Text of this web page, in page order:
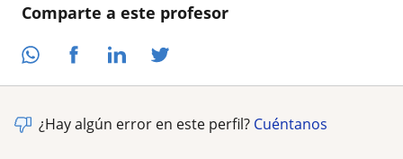
Comparte a este profesor
¿Hay algún error en este perfil? Cuéntanos